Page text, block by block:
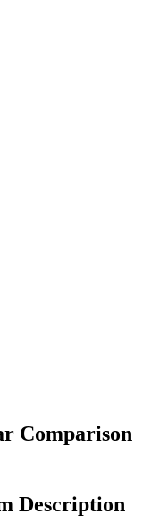
Comparison
Description